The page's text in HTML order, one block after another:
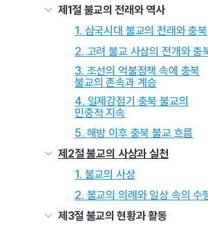
제1절 불교의 전래와 역사
1. 삼국시대 불교의 전래와 충북
2. 고려 불교 사상의 전개와 충
3. 조선의 억불정책 속에 충북
불교의 존속과 계승
4. 일제강점기 충북 불교의
민중적 지속
5. 해방 이후 충북 불교 흐름
제2절 불교의 사상과 실천
1. 불교의 사상
2. 불교의 의례와 일상 속의 수
제3절 불교의 현황과 활동
증산도는 운산 안세찬(雲山 安世燦,
충남 서산 전도 활동을 시작한 이후, 1974
그의 아들 안경전(安耕田)과 함께 창립한
강증산을 상제로 신앙하며, 그의 가르침을
있다. 1978년 대전시 선화동으로 도장 본
안세찬과 그의 아들 안경전을 중심으로 교
체계화가 본격적으로 이루어졌다. 이 과정
(1981)·『증산도 도전』(1992)·『천
(2007)·『환단고기』(2011) 등 주요 경전과
발간되면서 체계적인 교리 기반이 마련되었다.